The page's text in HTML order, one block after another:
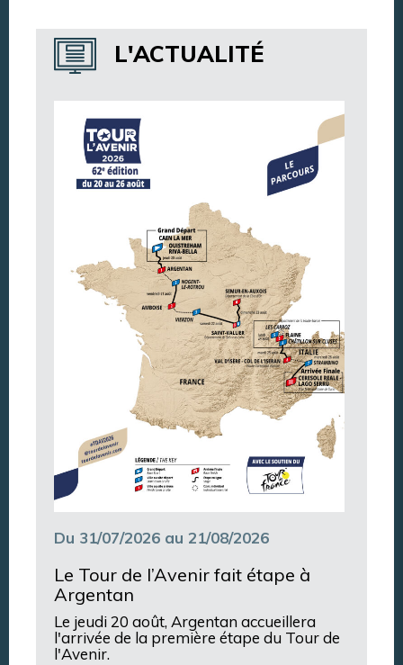
Annuaire des services
Annuaire des associations
Argentan Aujourd’hui
L'ACTUALITÉ
Du 31/07/2026 au 21/08/2026
Le Tour de l’Avenir fait étape à
Argentan
Le jeudi 20 août, Argentan accueillera
l'arrivée de la première étape du Tour de
l'Avenir.